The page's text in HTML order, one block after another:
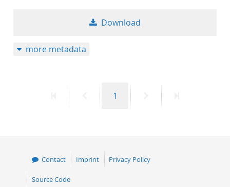
Download
more metadata
PreviousPage
1
Contact Imprint Privacy Policy
Source Code